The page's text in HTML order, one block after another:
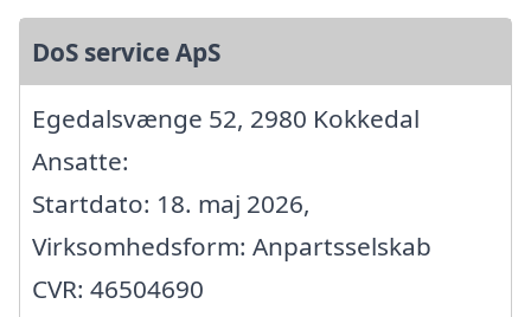
DoS service ApS
Egedalsvænge 52, 2980 Kokkedal
Ansatte:
Startdato: 18. maj 2026,
Virksomhedsform: Anpartsselskab
CVR: 46504690